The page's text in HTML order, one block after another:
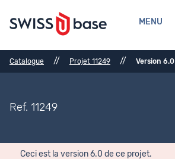
MENU
Catalogue // Projet 11249 // Version 6.0
Ref. 11249
Ceci est la version 6.0 de ce projet.